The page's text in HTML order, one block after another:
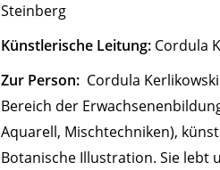
Steinberg
Künstlerische Leitung: Cordula
Zur Person: Cordula
Bereich der
Aquarell, Mischtechniken),
Botanische Illustration. Sie lebt